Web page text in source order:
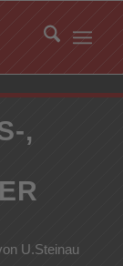
,
U.Steinau